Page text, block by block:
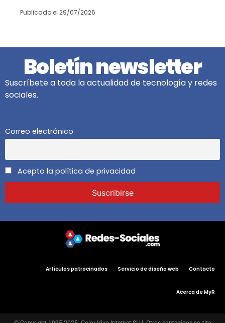
Publicado el 29/07/2026
Boletín newsletter
Suscríbete a toda la actualidad de tecnología y redes
sociales.
Correo electrónico
Acepto la política de privacidad
Artículos patrocinados Servicio de diseño web Contacto
Acerca de MyR